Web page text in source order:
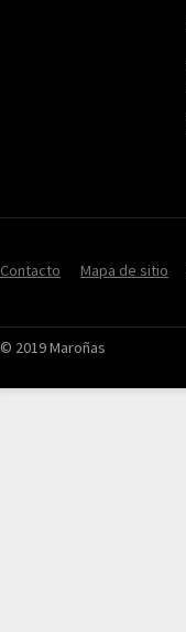
Contacto Mapa de sitio
© 2019 Maroñas